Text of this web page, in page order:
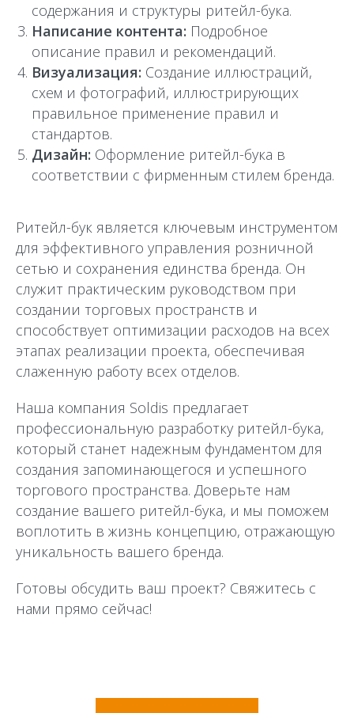
содержания и структуры ритейл-бука.
Написание контента: Подробное
описание правил и рекомендаций.
Визуализация: Создание иллюстраций,
схем и фотографий, иллюстрирующих
правильное применение правил и
стандартов.
Дизайн: Оформление ритейл-бука в
соответствии с фирменным стилем бренда.
Ритейл-бук является ключевым инструментом
для эффективного управления розничной
сетью и сохранения единства бренда. Он
служит практическим руководством при
создании торговых пространств и
способствует оптимизации расходов на всех
этапах реализации проекта, обеспечивая
слаженную работу всех отделов.
Наша компания Soldis предлагает
профессиональную разработку ритейл-бука,
который станет надежным фундаментом для
создания запоминающегося и успешного
торгового пространства. Доверьте нам
создание вашего ритейл-бука, и мы поможем
воплотить в жизнь концепцию, отражающую
уникальность вашего бренда.
Готовы обсудить ваш проект? Свяжитесь с
нами прямо сейчас!